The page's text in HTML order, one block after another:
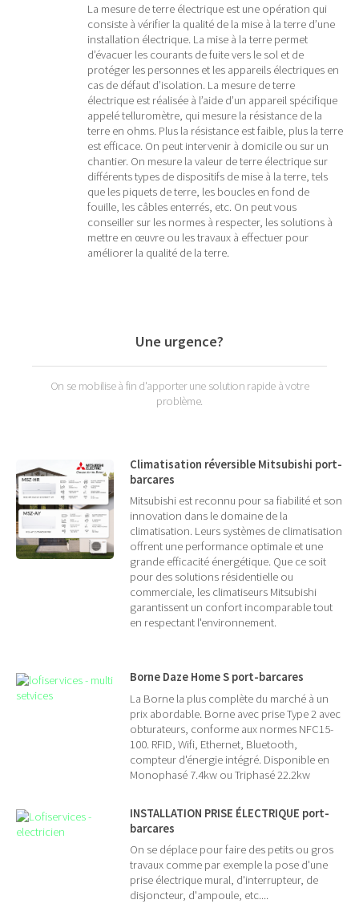
La mesure de terre électrique est une opération qui
consiste à vérifier la qualité de la mise à la terre d’une
installation électrique. La mise à la terre permet
d’évacuer les courants de fuite vers le sol et de
protéger les personnes et les appareils électriques en
cas de défaut d’isolation. La mesure de terre
électrique est réalisée à l’aide d’un appareil spécifique
appelé telluromètre, qui mesure la résistance de la
terre en ohms. Plus la résistance est faible, plus la terre
est efficace. On peut intervenir à domicile ou sur un
chantier. On mesure la valeur de terre électrique sur
différents types de dispositifs de mise à la terre, tels
que les piquets de terre, les boucles en fond de
fouille, les câbles enterrés, etc. On peut vous
conseiller sur les normes à respecter, les solutions à
mettre en œuvre ou les travaux à effectuer pour
améliorer la qualité de la terre.
Une urgence?
On se mobilise à fin d'apporter une solution rapide à votre
problème.
Climatisation réversible Mitsubishi port-
barcares
Mitsubishi est reconnu pour sa fiabilité et son
innovation dans le domaine de la
climatisation. Leurs systèmes de climatisation
offrent une performance optimale et une
grande efficacité énergétique. Que ce soit
pour des solutions résidentielle ou
commerciale, les climatiseurs Mitsubishi
garantissent un confort incomparable tout
en respectant l'environnement.
Borne Daze Home S port-barcares
La Borne la plus complète du marché à un
prix abordable. Borne avec prise Type 2 avec
obturateurs, conforme aux normes NFC15-
100. RFID, Wifi, Ethernet, Bluetooth,
compteur d'énergie intégré. Disponible en
Monophasé 7.4kw ou Triphasé 22.2kw
INSTALLATION PRISE ÉLECTRIQUE port-
barcares
On se déplace pour faire des petits ou gros
travaux comme par exemple la pose d'une
prise électrique mural, d'interrupteur, de
disjoncteur, d'ampoule, etc....